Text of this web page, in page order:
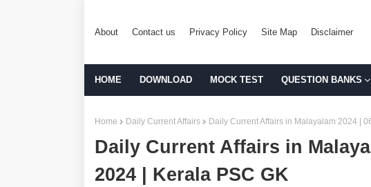
About Contact us Privacy Policy Site Map Disclaimer
HOME DOWNLOAD MOCK TEST QUESTION BANKS
Home Daily Current Affairs Daily Current Affairs in Malayalam 2024 |
Daily Current Affairs in
2024 | Kerala PSC GK